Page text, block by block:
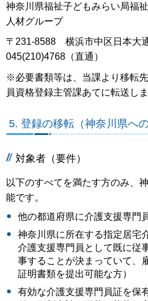
神奈川県福祉子どもみらい局福
人材グループ
〒231-8588 横浜市中区日本大
045(210)4768（直通）
※必要書類等は、当課より移転
員資格登録主管課あてに転送しま
5. 登録の移転（神奈川県へ
対象者（要件）
以下のすべてを満たす方のみ、
能です。
他の都道府県に介護支援専門
神奈川県に所在する指定居宅
介護支援専門員として既に従
事することが決まっていて、
証明書類を提出可能な方）
有効な介護支援専門員証を保